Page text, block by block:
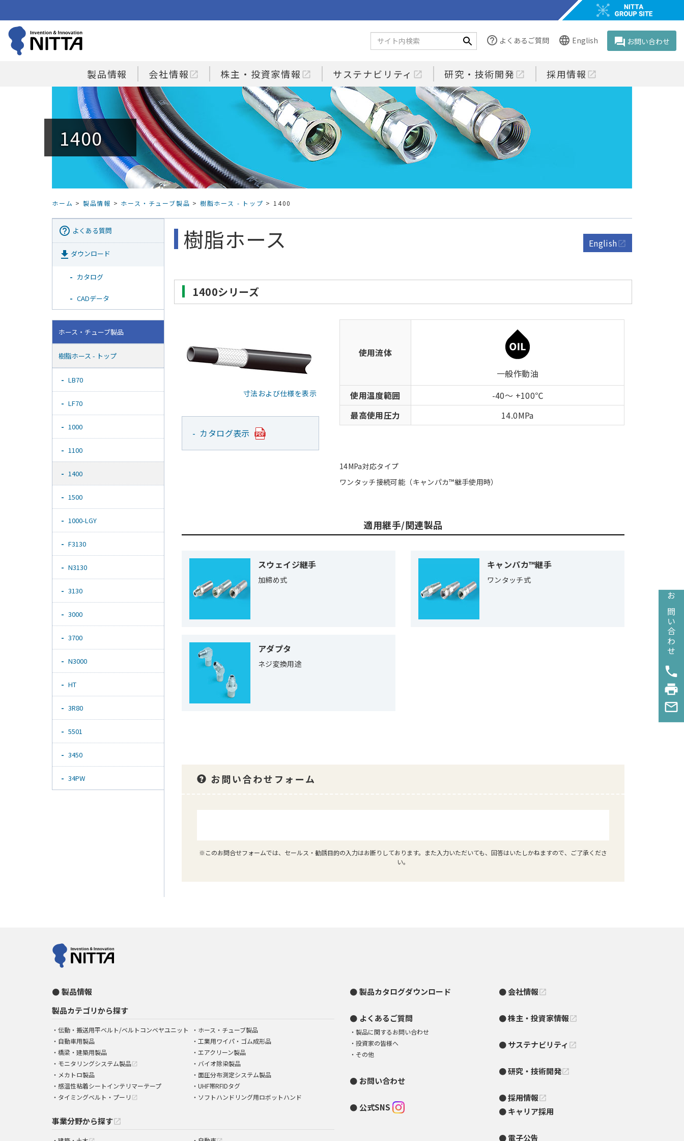
製品情報 会社情報 open_in_new 株主・投資家情報 open_in_new サステナビリティ open_in_new 研究・技術開発 open_in_new 採用情報 open_in_new
help_outline よくあるご質問 language English question_answer お問い合わせ
1400
ホーム > 製品情報 > ホース・チューブ製品 > 樹脂ホース - トップ > 1400
help_outline よくある質問
get_app ダウンロード
カタログ
CADデータ
ホース・チューブ製品
樹脂ホース - トップ
LB70
LF70
1000
1100
1400
1500
1000-LGY
F3130
N3130
3130
3000
3700
N3000
HT
3R80
5501
3450
34PW
樹脂ホース Englishopen_in_new
1400シリーズ
カタログ表示
使用流体
一般作動油
使用温度範囲
-40～ +100℃
最高使用圧力
14.0MPa
14MPa対応タイプ
ワンタッチ接続可能（キャンパカ™継手使用時）
適用継手/関連製品
スウェイジ継手
加締め式
キャンパカ™継手
ワンタッチ式
アダプタ
ネジ変換用途
お問い合わせ
phone
print
mail_outline
お問い合わせフォーム
※このお問合せフォームでは、セールス・勧誘目的の入力はお断りしております。また入力いただいても、回答はいたしかねますので、ご了承くださ
い。
製品情報
製品カテゴリから探す
伝動・搬送用平ベルト/ベルトコンベヤユニット
ホース・チューブ製品
自動車用製品
工業用ワイパ・ゴム成形品
橋梁・建築用製品
エアクリーン製品
モニタリングシステム製品 open_in_new
バイオ除染製品
メカトロ製品
面圧分布測定システム製品
感温性粘着シートインテリマーテープ
UHF帯RFIDタグ
タイミングベルト・プーリ open_in_new ソフトハンドリング用ロボットハンド
事業分野から探すopen_in_new
製品カタログダウンロード
よくあるご質問
製品に関するお問い合わせ
投資家の皆様へ
その他
お問い合わせ
公式SNS
会社情報open_in_new
株主・投資家情報open_in_new
サステナビリティ open_in_new
研究・技術開発open_in_new
採用情報open_in_new
キャリア採用
電子公告